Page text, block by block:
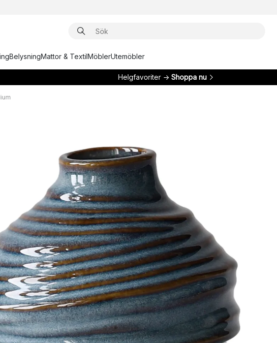
BelysningMattor & TextilMöblerUtemöbler
Helgfavoriter → Shoppa nu